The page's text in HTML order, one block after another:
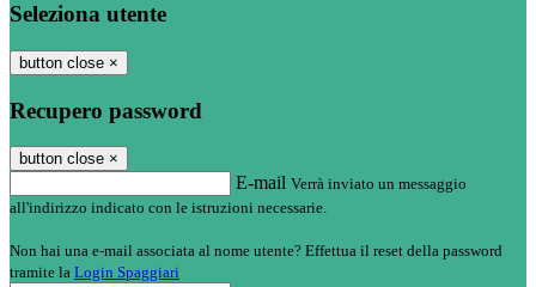
Seleziona utente
button close ×
Recupero password
button close ×
E-mail Verrà inviato un messaggio
all'indirizzo indicato con le istruzioni necessarie.
Non hai una e-mail associata al nome utente? Effettua il reset della password
tramite la Login Spaggiari